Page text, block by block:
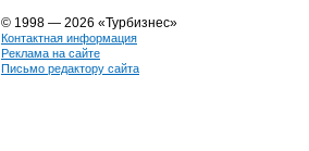
© 1998 — 2026 «Турбизнес»
Контактная информация
Реклама на сайте
Письмо редактору сайта